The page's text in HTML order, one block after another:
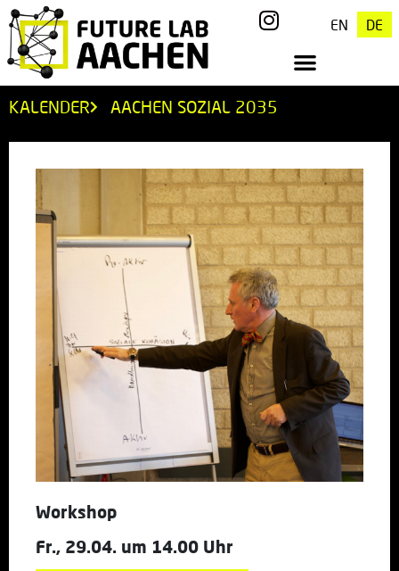
EN DE
KALENDER AACHEN SOZIAL 2035
Workshop
Fr., 29.04. um 14.00 Uhr